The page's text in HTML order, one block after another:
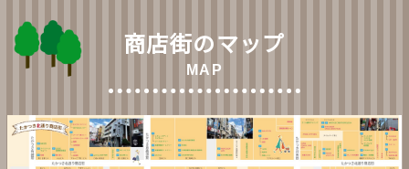
商店街のマップ
MAP